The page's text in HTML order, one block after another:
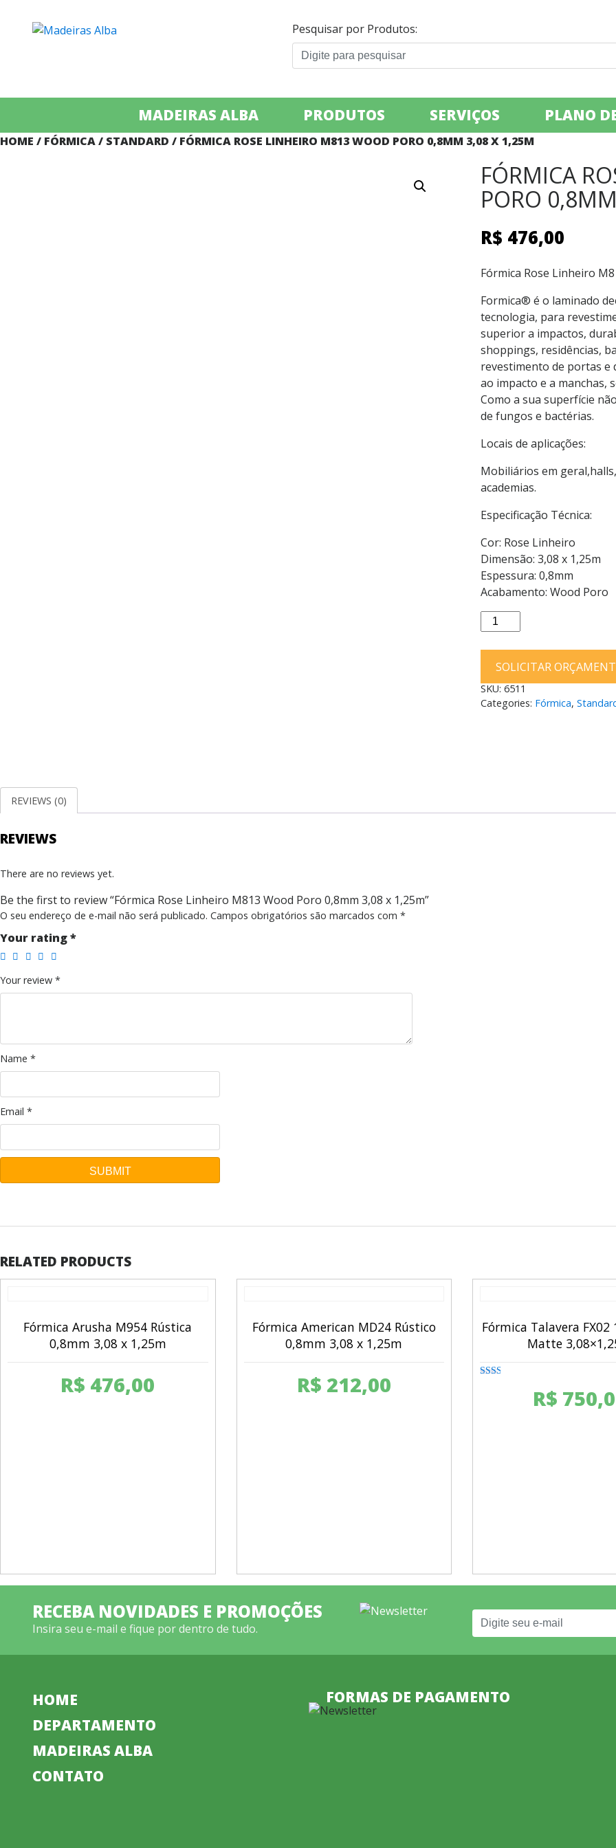
Pesquisar por Produtos:
MADEIRAS ALBA PRODUTOS SERVIÇOS PLANO
HOME / FÓRMICA/ STANDARD / FÓRMICA ROSE LINHEIRO M813 WOOD PORO 0,8MM 3,08 X 1,25M
FÓRMICA
PORO
R$ 476,00
Fórmica Rose Linheiro
Formica® é o laminado
tecnologia, para
superior a impactos,
shoppings, residências,
revestimento de portas e
ao impacto e a manchas,
Como a sua superfície
de fungos e bactérias.
Locais de aplicações:
Mobiliários em
academias.
Especificação Técnica:
Cor: Rose Linheiro
Dimensão: 3,08 x 1,25m
Espessura: 0,8mm
Acabamento: Wood Poro
Fórmica
Rose
Linheiro
M813
Wood
Poro
SOLICITAR
SKU: 6511
Categories: Fórmica,
REVIEWS (0)
REVIEWS
There are no reviews yet.
Be the first to review “Fórmica Rose Linheiro M813 Wood Poro 0,8mm 3,08 x 1,25m”
O seu endereço de e-mail não será publicado. Campos obrigatórios são marcados com *
Your rating*
Your review *
Name *
Email *
RELATED PRODUCTS
Fórmica Arusha M954 Rústica
0,8mm 3,08 x 1,25m
R$ 476,00
Fórmica American MD24 Rústico
0,8mm 3,08 x 1,25m
R$ 212,00
Fórmica Talavera
Matte
R$
RECEBA NOVIDADES E PROMOÇÕES
Insira seu e-mail e fique por dentro de tudo.
HOME
DEPARTAMENTO
MADEIRAS ALBA
CONTATO
FORMAS DE PAGAMENTO